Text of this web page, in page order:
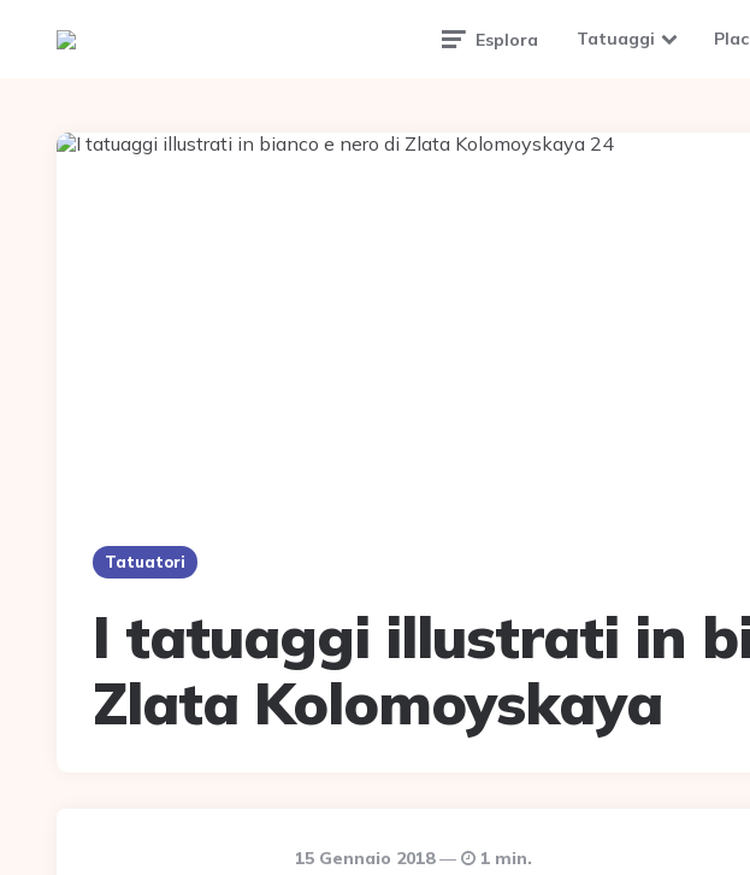
Esplora Tatuaggi
Tatuatori
I tatuaggi illustrati in
Zlata Kolomoyskaya
15 Gennaio 2018 1 min.